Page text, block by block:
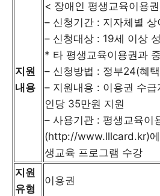
지원
내용
< 장애인 평생교육이용
– 신청기간 : 지자체별 상
– 신청대상 : 19세 이상
* 타 평생교육이용권과
– 신청방법 : 정부24(혜
– 지원내용 : 이용권 수
인당 35만원 지원
– 사용기관 : 평생교육이
(http://www.lllcard.kr)에
생교육 프로그램 수강
지원
유형
이용권